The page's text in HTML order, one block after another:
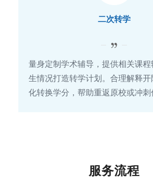
二次转学
量身定制学术辅导，提供相关课
生情况打造转学计划。合理解释
化转换学分，帮助重返原校或冲刺
服务流程